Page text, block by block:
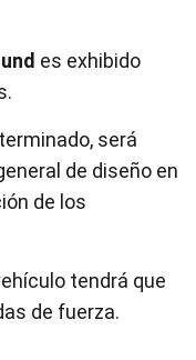
es exhibido
será
de diseño en
de los
tendrá que
de fuerza.